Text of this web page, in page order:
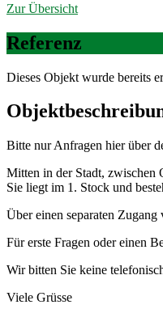
Zur Übersicht
Referenz
Dieses Objekt wurde bereits
Bitte nur Anfragen hier über
Mitten in der Stadt, zwischen
Sie liegt im 1. Stock und
Über einen separaten Zugang
Für erste Fragen oder einen
Wir bitten Sie keine
Viele Grüsse